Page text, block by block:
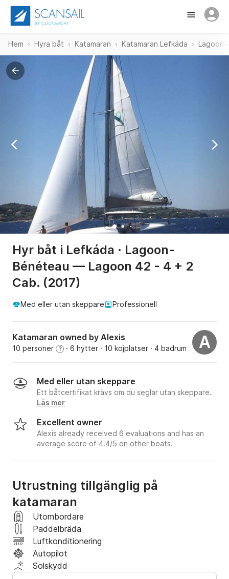
Hem Hyra båt Katamaran Katamaran Lefkáda
Hyr båt i Lefkáda · Lagoon-
Bénéteau — Lagoon 42 - 4 + 2
Cab. (2017)
Med eller utan skeppare Professionell
Katamaran owned by Alexis
10 personer ? · 6 hytter · 10 kojplatser · 4 badrum A
Med eller utan skeppare
Ett båtcertifikat krävs om du seglar utan skeppare.
Läs mer
Excellent owner
Alexis already received 6 evaluations and has an
average score of 4.4/5 on other boats.
Utrustning tillgänglig på
katamaran
Utombordare
Paddelbräda
Luftkonditionering
Autopilot
Solskydd